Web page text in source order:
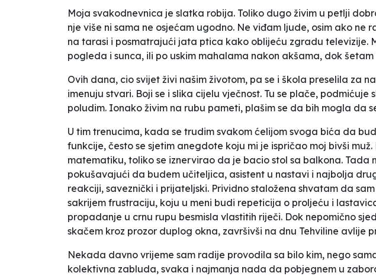
Moja svakodnevnica je slatka robija. Toliko dugo živim u petlji
nje više ni sama ne osjećam ugodno. Ne viđam ljude, osim ako
na tarasi i posmatrajući jata ptica kako oblijeću zgradu televizije.
pogleda i sunca, ili po uskim mahalama nakon akšama, dok
Ovih dana, cio svijet živi našim životom, pa se i škola preselila za
imenuju stvari. Boji se i slika cijelu vječnost. Tu se plače,
poludim. Ionako živim na rubu pameti, plašim se da bih mogla da
U tim trenucima, kada se trudim svakom ćelijom svoga bića da
funkcije, često se sjetim anegdote koju mi je ispričao moj bivši
matematiku, toliko se iznervirao da je bacio stol sa balkona.
pokušavajući da budem učiteljica, asistent u nastavi i najbolja
reakciji, saveznički i prijateljski. Prividno staložena shvatam da
sakrijem frustraciju, koju u meni budi repeticija o proljeću i
propadanje u crnu rupu besmisla vlastitih riječi. Dok nepomično
skačem kroz prozor duplog okna, završivši na dnu Tehviline avlije
Nekada davno vrijeme sam radije provodila sa bilo kim, nego
kolektivna zabluda, svaka i najmanja nada da pobjegnem u